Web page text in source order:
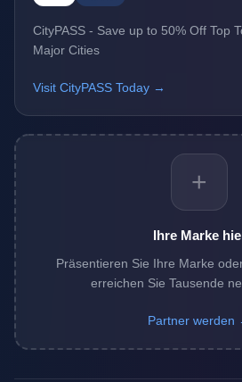
CityPASS - Save up to 50% Off Top
Major Cities
Visit CityPASS Today →
+
Ihre Marke
Präsentieren Sie Ihre Marke
erreichen Sie Tausende
Partner werden